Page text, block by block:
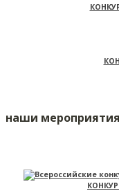
наши мероприятия